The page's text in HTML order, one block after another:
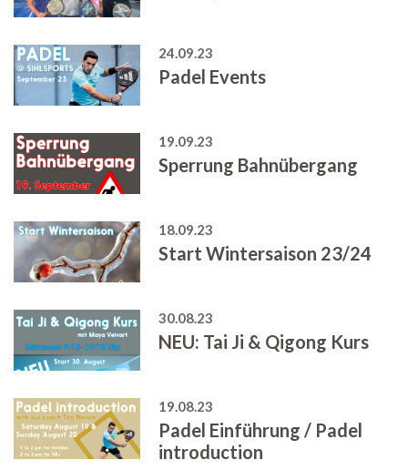
24.09.23
Padel Events
19.09.23
Sperrung Bahnübergang
18.09.23
Start Wintersaison 23/24
30.08.23
NEU: Tai Ji & Qigong Kurs
19.08.23
Padel Einführung / Padel
introduction